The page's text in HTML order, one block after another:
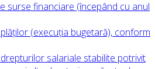
surse financiare (începând cu anul
(execuția bugetară), conform
salariale stabilite potrivit